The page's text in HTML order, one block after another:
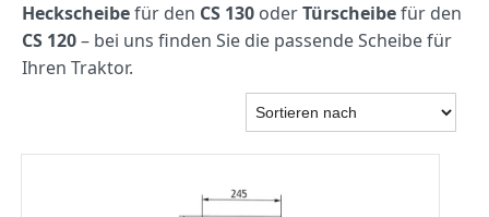
Heckscheibefür den CS 130 oderTürscheibefür den
CS 120– bei uns finden Sie die passende Scheibe für
Ihren Traktor.